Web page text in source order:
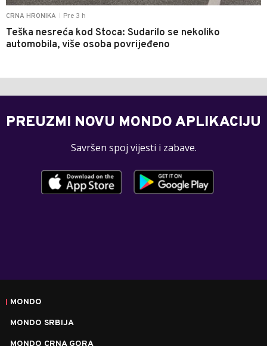
CRNA HRONIKA Pre 3 h
Teška nesreća kod Stoca: Sudarilo se nekoliko
automobila, više osoba povrijeđeno
PREUZMI NOVU MONDO APLIKACIJU
Savršen spoj vijesti i zabave.
MONDO
MONDO SRBIJA